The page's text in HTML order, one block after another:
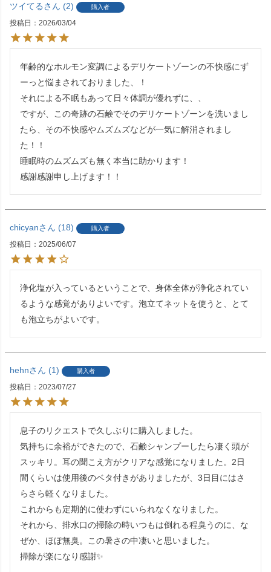
ツイてる 2 購入者
投稿日 2026/03/04
年齢的なホルモン変調によるデリケートゾーンの不快感にず
ーっと悩まされておりました、！
それによる不眠もあって日々体調が優れずに、、
ですが、この奇跡の石鹸でそのデリケートゾーンを洗いまし
たら、その不快感やムズムズなどが一気に解消されまし
た！！
睡眠時のムズムズも無く本当に助かります！
感謝感謝申し上げます！！
chicyan 18 購入者
投稿日 2025/06/07
浄化塩が入っているということで、身体全体が浄化されてい
るような感覚がありよいです。泡立てネットを使うと、とて
も泡立ちがよいです。
hehn 1 購入者
投稿日 2023/07/27
息子のリクエストで久しぶりに購入しました。
気持ちに余裕ができたので、石鹸シャンプーしたら凄く頭が
スッキリ。耳の聞こえ方がクリアな感覚になりました。2日
間くらいは使用後のベタ付きがありましたが、3日目にはさ
らさら軽くなりました。
これからも定期的に使わずにいられなくなりました。
それから、排水口の掃除の時いつもは倒れる程臭うのに、な
ぜか、ほぼ無臭。この暑さの中凄いと思いました。
掃除が楽になり感謝✨